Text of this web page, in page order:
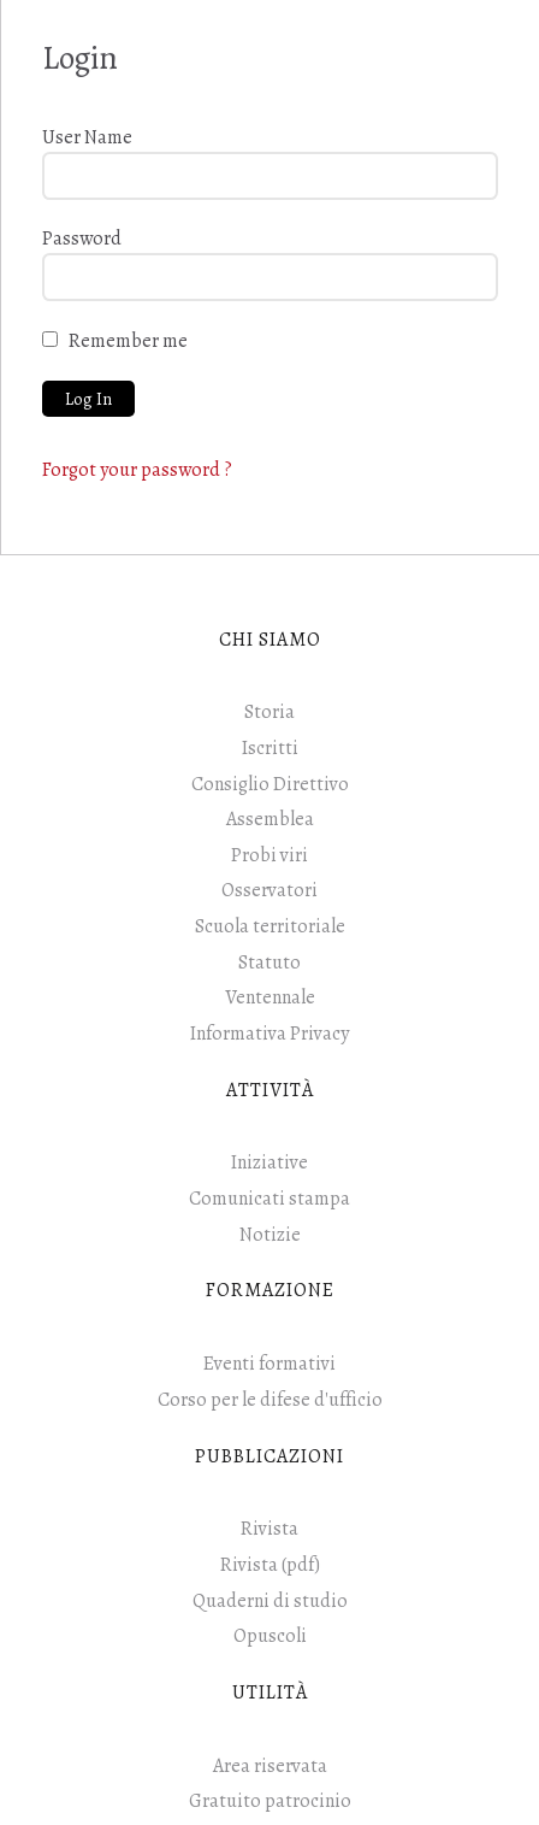
Login
User Name
Password
Remember me
Forgot your password ?
CHI SIAMO
Storia
Iscritti
Consiglio Direttivo
Assemblea
Probi viri
Osservatori
Scuola territoriale
Statuto
Ventennale
Informativa Privacy
ATTIVITÀ
Iniziative
Comunicati stampa
Notizie
FORMAZIONE
Eventi formativi
Corso per le difese d'ufficio
PUBBLICAZIONI
Rivista
Rivista (pdf)
Quaderni di studio
Opuscoli
UTILITÀ
Area riservata
Gratuito patrocinio